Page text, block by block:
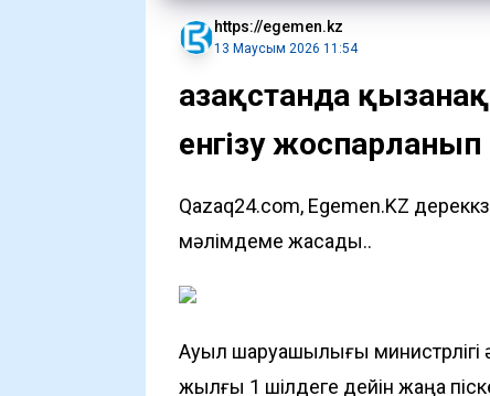
https://egemen.kz
13 Маусым 2026 11:54
Қазақстанда
енгізу
Qazaq24.com, Egemen.KZ
мәлімдеме жасады..
Ауыл шаруашылығы министрлігі
жылғы 1 шілдеге дейін жаңа